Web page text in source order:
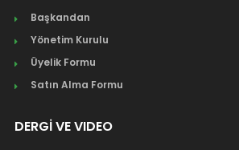
Başkandan
Yönetim Kurulu
Üyelik Formu
Satın Alma Formu
DERGİ VE VIDEO